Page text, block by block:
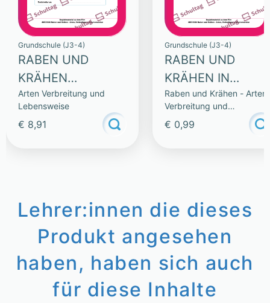
Grundschule (J3-4)
RABEN UND
KRÄHEN
(SAMMLUNG)
Arten Verbreitung und
Lebensweise
€ 8,91
Grundschule (J3-4)
RABEN UND
KRÄHEN IN
ZAHLEN
Raben und Krähen - Arten
Verbreitung und
Lebensweise
€ 0,99
Lehrer:innen die dieses
Produkt angesehen
haben, haben sich auch
für diese Inhalte